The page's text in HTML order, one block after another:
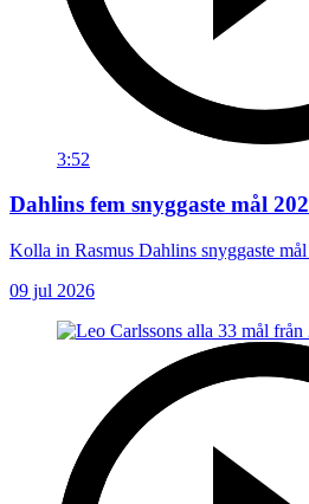
3:52
Dahlins fem snyggaste mål
Kolla in Rasmus Dahlins snyggaste
09 jul 2026